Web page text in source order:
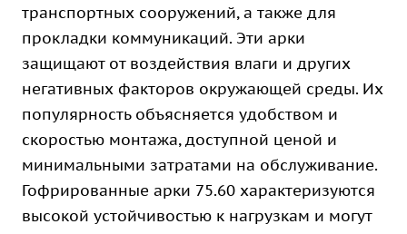
транспортных сооружений, а также для
прокладки коммуникаций. Эти арки
защищают от воздействия влаги и других
негативных факторов окружающей среды. Их
популярность объясняется удобством и
скоростью монтажа, доступной ценой и
минимальными затратами на обслуживание.
Гофрированные арки 75.60 характеризуются
высокой устойчивостью к нагрузкам и могут